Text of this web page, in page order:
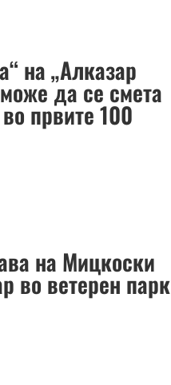
на „Алказар
да се смета
првите 100
на Мицкоски
во ветерен парк